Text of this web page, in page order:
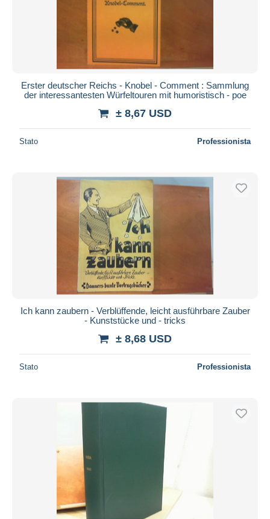
Erster deutscher Reichs - Knobel - Comment : Sammlung
der interessantesten Würfeltouren mit humoristisch - poe
± 8,67 USD
Stato Professionista
Ich kann zaubern - Verblüffende, leicht ausführbare Zauber
- Kunststücke und - tricks
± 8,68 USD
Stato Professionista